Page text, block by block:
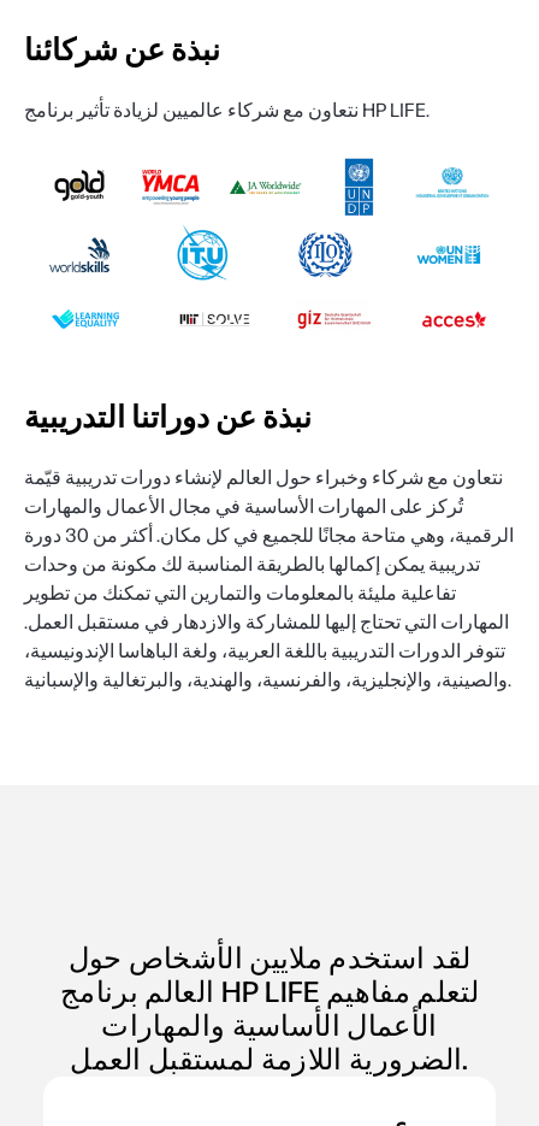
نبذة عن شركائنا
نتعاون مع شركاء عالميين لزيادة تأثير برنامج HP LIFE.
نبذة عن دوراتنا التدريبية
نتعاون مع شركاء وخبراء حول العالم لإنشاء دورات تدريبية قيّمة
تُركز على المهارات الأساسية في مجال الأعمال والمهارات
الرقمية، وهي متاحة مجانًا للجميع في كل مكان. أكثر من 30 دورة
تدريبية يمكن إكمالها بالطريقة المناسبة لك مكونة من وحدات
تفاعلية مليئة بالمعلومات والتمارين التي تمكنك من تطوير
المهارات التي تحتاج إليها للمشاركة والازدهار في مستقبل العمل.
تتوفر الدورات التدريبية باللغة العربية، ولغة الباهاسا الإندونيسية،
والصينية، والإنجليزية، والفرنسية، والهندية، والبرتغالية والإسبانية.
لقد استخدم ملايين الأشخاص حول
العالم برنامج HP LIFE لتعلم مفاهيم
الأعمال الأساسية والمهارات
الضرورية اللازمة لمستقبل العمل.